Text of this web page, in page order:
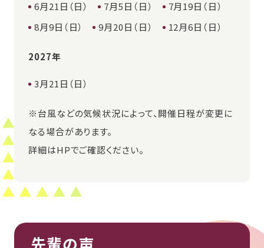
6月21日（日）
7月5日（日）
7月19日（日）
8月9日（日）
9月20日（日） 12月6日（日）
2027年
3月21日（日）
※台風などの気候状況によって、開催日程が変更に
なる場合があります。
詳細はHPでご確認ください。